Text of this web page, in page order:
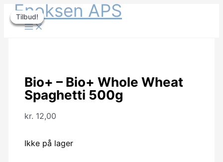
til
Enoksen APS
Bio+ – Bio+ Whole Wheat
Spaghetti 500g
kr. 12,00
Ikke på lager
Tilbud!
Tilbud!
Tilbud!
Tilbud!